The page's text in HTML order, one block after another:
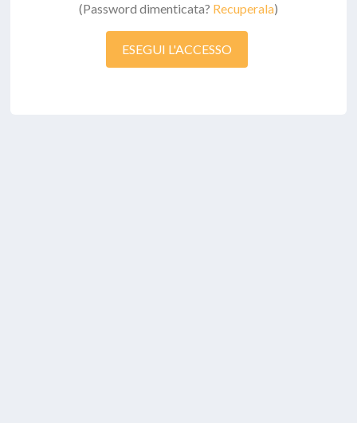
(Password dimenticata? Recuperala)